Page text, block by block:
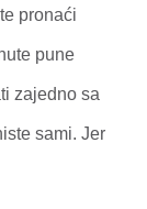
pronaći
pune
zajedno sa
sami. Jer